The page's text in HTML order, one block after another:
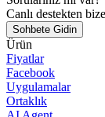
Canlı destekten
Sohbete Gidin
Ürün
Fiyatlar
Facebook
Uygulamalar
Ortaklık